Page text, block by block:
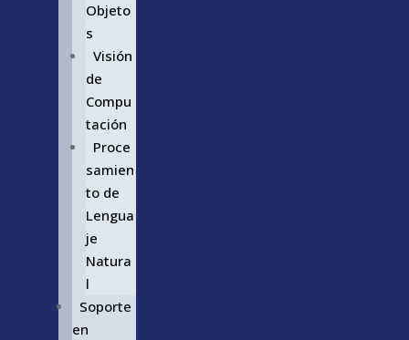
Objeto
s
Visión
de
Compu
tación
Proce
samien
to de
Lengua
je
Natura
l
Soporte
en